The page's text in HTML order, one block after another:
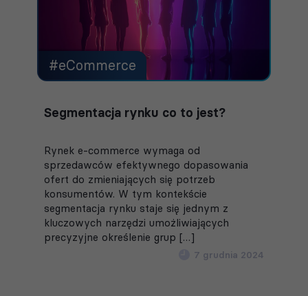
#eCommerce
Segmentacja rynku co to jest?
Rynek e-commerce wymaga od
sprzedawców efektywnego dopasowania
ofert do zmieniających się potrzeb
konsumentów. W tym kontekście
segmentacja rynku staje się jednym z
kluczowych narzędzi umożliwiających
precyzyjne określenie grup […]
7 grudnia 2024